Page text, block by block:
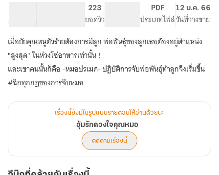
จำนวนคำ จำนวนหน้า (A5)
223
ยอดวิวระดับเนื้อหา
PDF
ประเภทไฟล์
12 ม.ค. 66
วันที่วางขาย
เมื่อยัยคุณหนูตัวร้ายต้องการมีลูก พ่อพันธุ์ของลูกเธอต้องอยู่ตำแหน่ง
"สูงสุด" ในห่วงโซ่อาหารเท่านั้น !
และเขาคนนั้นก็คือ -หมอปรเมศ- ปฏิบัติการจับพ่อพันธุ์ทำลูกจึงเริ่มขึ้น
#ฉีกทุกกฎของการจีบหมอ
เรื่องนี้ยังมีในรูปแบบรายตอนให้อ่านด้วยนะ
อุ้มรักดวงใจคุณหมอ
ติดตามเรื่องนี้